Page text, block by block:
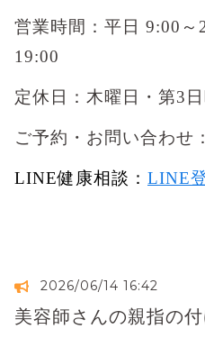
営業時間：平日 9:00～
19:00
定休日：木曜日・第3日
ご予約・お問い合わせ：
LINE健康相談： LINE
2026/06/14 16:42
美容師さんの親指の